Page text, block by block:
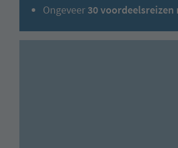
Ongeveer 30